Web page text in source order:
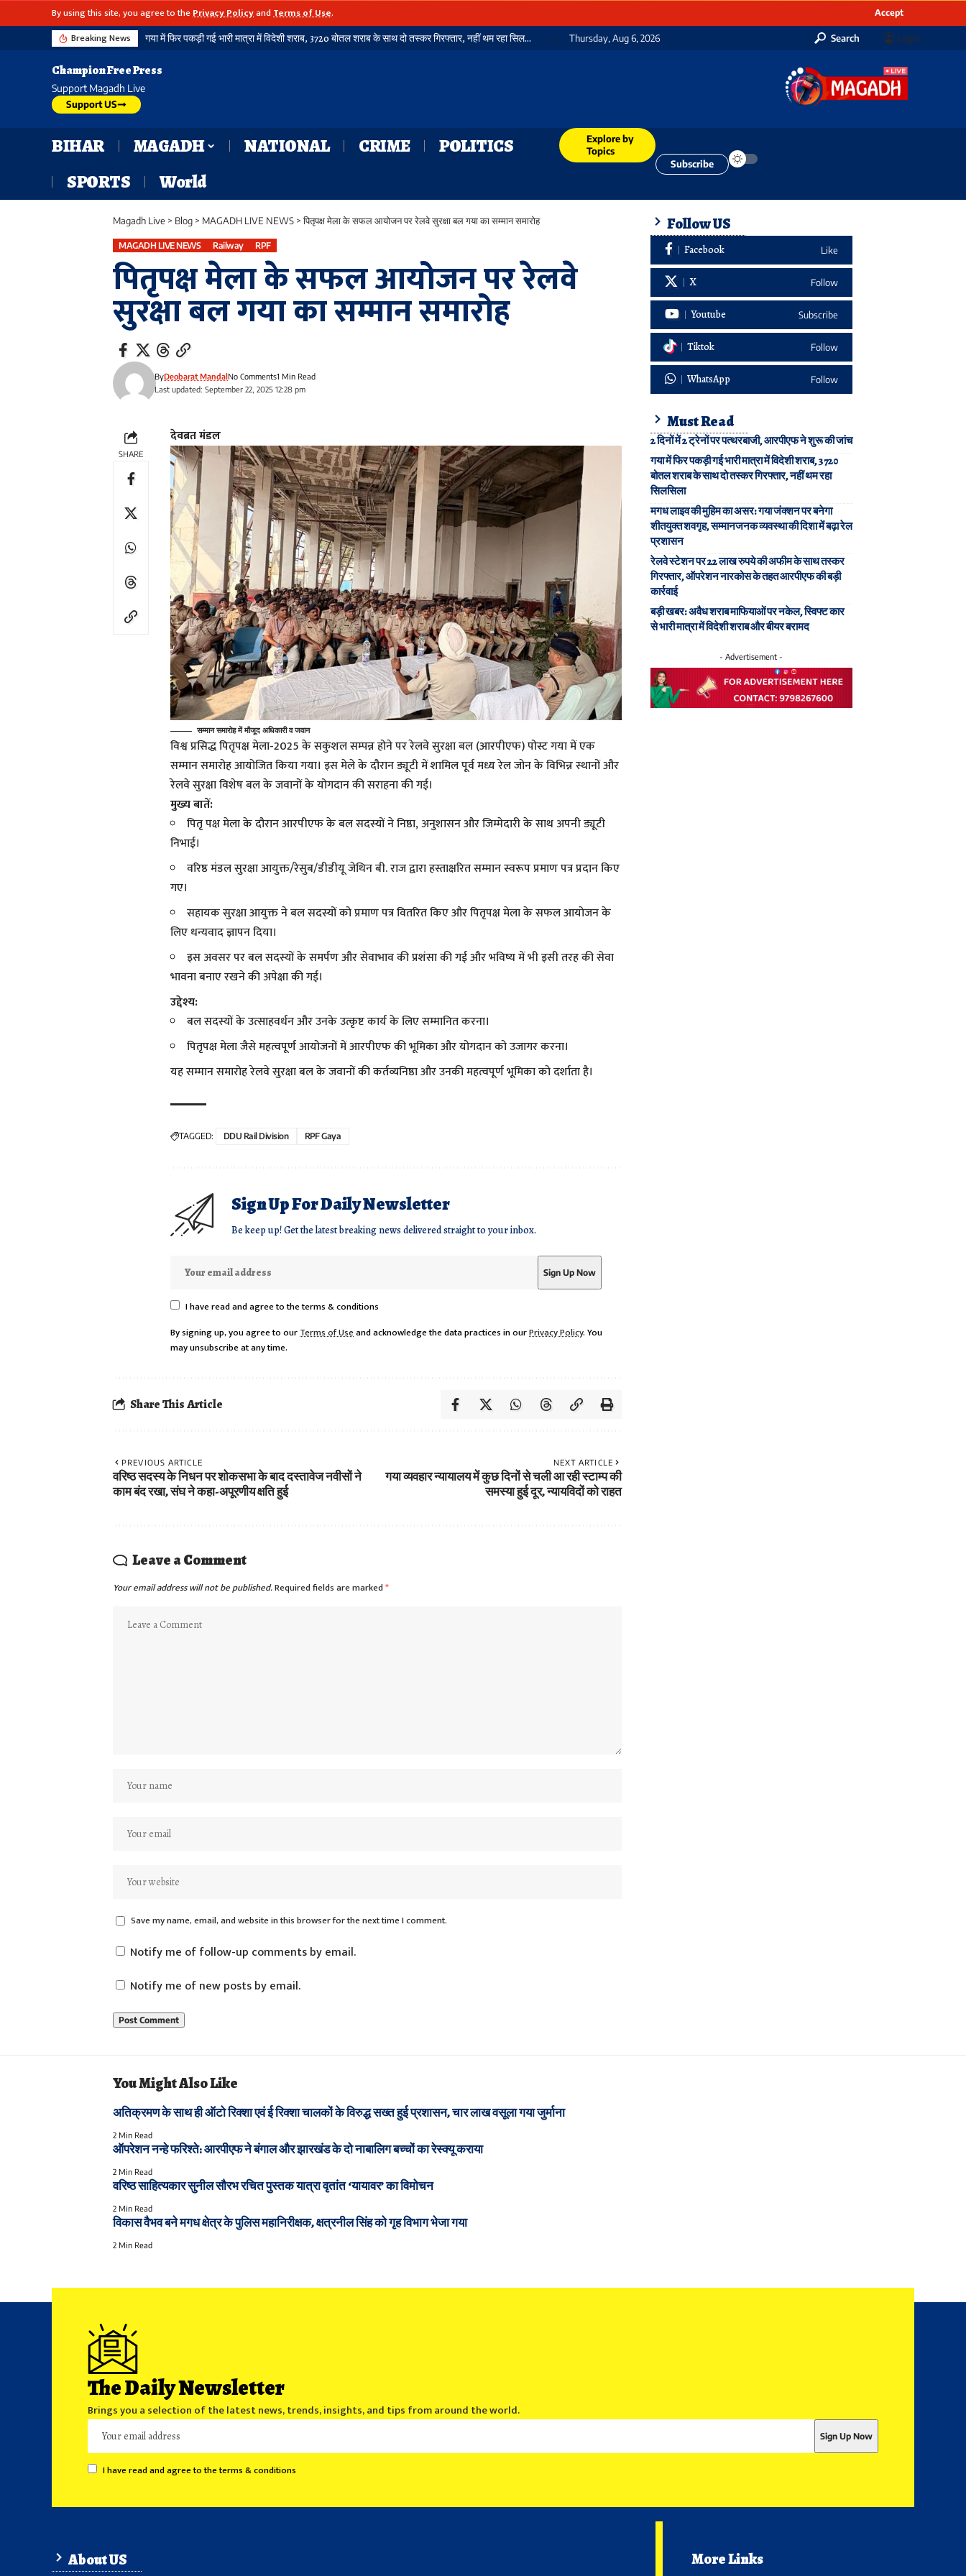
By using this site, you agree to thePrivacy PolicyandTerms of Use. Accept
Breaking News गया में फिर पकड़ी गई भारी मात्रा में विदेशी शराब, 3720 बोतल शराब के साथ दो तस्कर गिरफ्तार, नहीं थम रहा सिलसिला Thursday, Aug 6, 2026 Search Login
Champion Free Press
Support Magadh Live
Support US
BIHAR MAGADH NATIONAL CRIME
POLITICS
SPORTS
World
Explore by
Topics
Subscribe
Magadh Live > Blog > MAGADH LIVE NEWS >पितृपक्ष मेला के सफल आयोजन पर रेलवे सुरक्षा बल गया का सम्मान समारोह
MAGADH LIVE NEWS Railway RPF
पितृपक्ष मेला के सफल आयोजन पर रेलवे
सुरक्षा बल गया का सम्मान समारोह
Last updated: September 22, 2025 12:28 pm
ByDeobarat MandalNo Comments1 Min Read
SHARE
देवब्रत मंडल
सम्मान समारोह में मौजूद अधिकारी व जवान
विश्व प्रसिद्ध पितृपक्ष मेला-2025 के सकुशल सम्पन्न होने पर रेलवे सुरक्षा बल (आरपीएफ) पोस्ट गया में एक
सम्मान समारोह आयोजित किया गया। इस मेले के दौरान ड्यूटी में शामिल पूर्व मध्य रेल जोन के विभिन्न स्थानों और
रेलवे सुरक्षा विशेष बल के जवानों के योगदान की सराहना की गई।
मुख्य बातें:
पितृ पक्ष मेला के दौरान आरपीएफ के बल सदस्यों ने निष्ठा, अनुशासन और जिम्मेदारी के साथ अपनी ड्यूटी
निभाई।
वरिष्ठ मंडल सुरक्षा आयुक्त/रेसुब/डीडीयू जेथिन बी. राज द्वारा हस्ताक्षरित सम्मान स्वरूप प्रमाण पत्र प्रदान किए
गए।
सहायक सुरक्षा आयुक्त ने बल सदस्यों को प्रमाण पत्र वितरित किए और पितृपक्ष मेला के सफल आयोजन के
लिए धन्यवाद ज्ञापन दिया।
इस अवसर पर बल सदस्यों के समर्पण और सेवाभाव की प्रशंसा की गई और भविष्य में भी इसी तरह की सेवा
भावना बनाए रखने की अपेक्षा की गई।
उद्देश्य:
बल सदस्यों के उत्साहवर्धन और उनके उत्कृष्ट कार्य के लिए सम्मानित करना।
पितृपक्ष मेला जैसे महत्वपूर्ण आयोजनों में आरपीएफ की भूमिका और योगदान को उजागर करना।
यह सम्मान समारोह रेलवे सुरक्षा बल के जवानों की कर्तव्यनिष्ठा और उनकी महत्वपूर्ण भूमिका को दर्शाता है।
TAGGED: DDU Rail Division RPF Gaya
Sign Up For Daily Newsletter
Be keep up! Get the latest breaking news delivered straight to your inbox.
I have read and agree to the terms & conditions
By signing up, you agree to ourTerms of Useand acknowledge the data practices in ourPrivacy Policy. You
may unsubscribe at any time.
Share This Article
PREVIOUS ARTICLE
वरिष्ठ सदस्य के निधन पर शोकसभा के बाद दस्तावेज नवीसों ने
काम बंद रखा, संघ ने कहा-अपूरणीय क्षति हुई
NEXT ARTICLE
गया व्यवहार न्यायालय में कुछ दिनों से चली आ रही स्टाम्प की
समस्या हुई दूर, न्यायविदों को राहत
Leave a Comment
Your email address will not be published.Required fields are marked*
Save my name, email, and website in this browser for the next time I comment.
Notify me of follow-up comments by email.
Notify me of new posts by email.
Follow US
Facebook Like
X Follow
Youtube Subscribe
Tiktok Follow
WhatsApp Follow
Must Read
2 दिनों में 2 ट्रेनों पर पत्थरबाजी, आरपीएफ ने शुरू की जांच
गया में फिर पकड़ी गई भारी मात्रा में विदेशी शराब, 3720
बोतल शराब के साथ दो तस्कर गिरफ्तार, नहीं थम रहा
सिलसिला
मगध लाइव की मुहिम का असर: गया जंक्शन पर बनेगा
शीतयुक्त शवगृह, सम्मानजनक व्यवस्था की दिशा में बढ़ा रेल
प्रशासन
रेलवे स्टेशन पर 22 लाख रुपये की अफीम के साथ तस्कर
गिरफ्तार, ऑपरेशन नारकोस के तहत आरपीएफ की बड़ी
कार्रवाई
बड़ी खबर: अवैध शराब माफियाओं पर नकेल, स्विफ्ट कार
से भारी मात्रा में विदेशी शराब और बीयर बरामद
- Advertisement -
You Might Also Like
अतिक्रमण के साथ ही ऑटो रिक्शा एवं ई रिक्शा चालकों के विरुद्ध सख्त हुई प्रशासन, चार लाख वसूला गया जुर्माना
2 Min Read
ऑपरेशन नन्हे फरिश्ते: आरपीएफ ने बंगाल और झारखंड के दो नाबालिग बच्चों का रेस्क्यू कराया
2 Min Read
वरिष्ठ साहित्यकार सुनील सौरभ रचित पुस्तक यात्रा वृतांत ‘यायावर’ का विमोचन
2 Min Read
विकास वैभव बने मगध क्षेत्र के पुलिस महानिरीक्षक, क्षत्रनील सिंह को गृह विभाग भेजा गया
2 Min Read
The Daily Newsletter
Brings you a selection of the latest news, trends, insights, and tips from around the world.
I have read and agree to the terms & conditions
About US
More Links